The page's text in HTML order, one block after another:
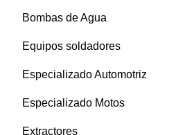
Bombas de Agua
Equipos soldadores
Especializado Automotriz
Especializado Motos
Extractores